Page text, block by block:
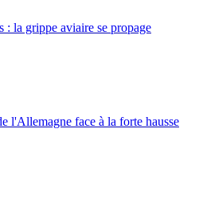
: la grippe aviaire se propage
l'Allemagne face à la forte hausse